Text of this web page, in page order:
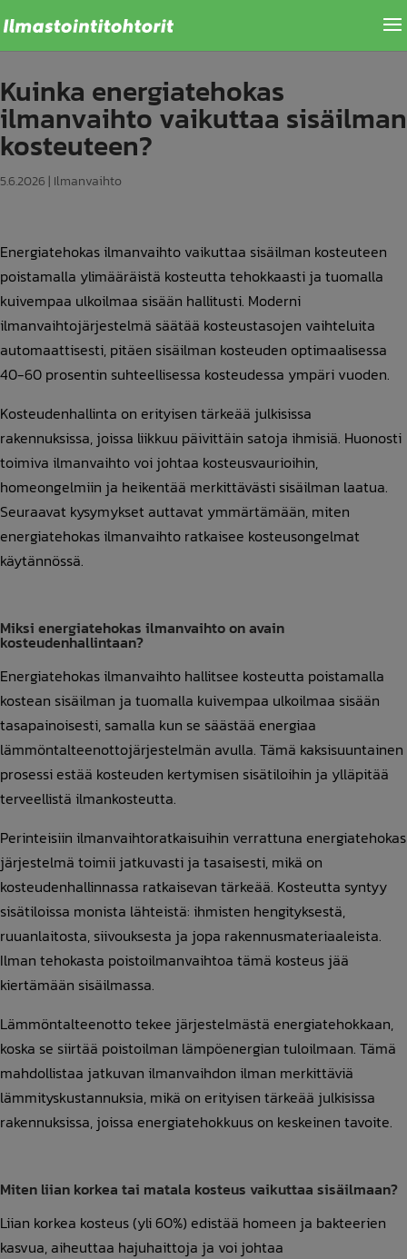
Kuinka energiatehokas
ilmanvaihto vaikuttaa sisäilman
kosteuteen?
5.6.2026 | Ilmanvaihto
Energiatehokas ilmanvaihto vaikuttaa sisäilman kosteuteen
poistamalla ylimääräistä kosteutta tehokkaasti ja tuomalla
kuivempaa ulkoilmaa sisään hallitusti. Moderni
ilmanvaihtojärjestelmä säätää kosteustasojen vaihteluita
automaattisesti, pitäen sisäilman kosteuden optimaalisessa
40-60 prosentin suhteellisessa kosteudessa ympäri vuoden.
Kosteudenhallinta on erityisen tärkeää julkisissa
rakennuksissa, joissa liikkuu päivittäin satoja ihmisiä. Huonosti
toimiva ilmanvaihto voi johtaa kosteusvaurioihin,
homeongelmiin ja heikentää merkittävästi sisäilman laatua.
Seuraavat kysymykset auttavat ymmärtämään, miten
energiatehokas ilmanvaihto ratkaisee kosteusongelmat
käytännössä.
Miksi energiatehokas ilmanvaihto on avain
kosteudenhallintaan?
Energiatehokas ilmanvaihto hallitsee kosteutta poistamalla
kostean sisäilman ja tuomalla kuivempaa ulkoilmaa sisään
tasapainoisesti, samalla kun se säästää energiaa
lämmöntalteenottojärjestelmän avulla. Tämä kaksisuuntainen
prosessi estää kosteuden kertymisen sisätiloihin ja ylläpitää
terveellistä ilmankosteutta.
Perinteisiin ilmanvaihtoratkaisuihin verrattuna energiatehokas
järjestelmä toimii jatkuvasti ja tasaisesti, mikä on
kosteudenhallinnassa ratkaisevan tärkeää. Kosteutta syntyy
sisätiloissa monista lähteistä: ihmisten hengityksestä,
ruuanlaitosta, siivouksesta ja jopa rakennusmateriaaleista.
Ilman tehokasta poistoilmanvaihtoa tämä kosteus jää
kiertämään sisäilmassa.
Lämmöntalteenotto tekee järjestelmästä energiatehokkaan,
koska se siirtää poistoilman lämpöenergian tuloilmaan. Tämä
mahdollistaa jatkuvan ilmanvaihdon ilman merkittäviä
lämmityskustannuksia, mikä on erityisen tärkeää julkisissa
rakennuksissa, joissa energiatehokkuus on keskeinen tavoite.
Miten liian korkea tai matala kosteus vaikuttaa sisäilmaan?
Liian korkea kosteus (yli 60%) edistää homeen ja bakteerien
kasvua, aiheuttaa hajuhaittoja ja voi johtaa